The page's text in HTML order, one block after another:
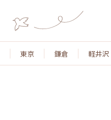
東京 鎌倉 軽井沢